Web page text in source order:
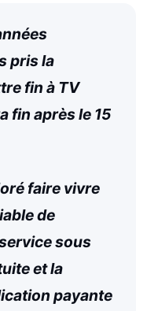
pris la
fin à TV
fin après le 15
faire vivre
de
sous
et la
payante